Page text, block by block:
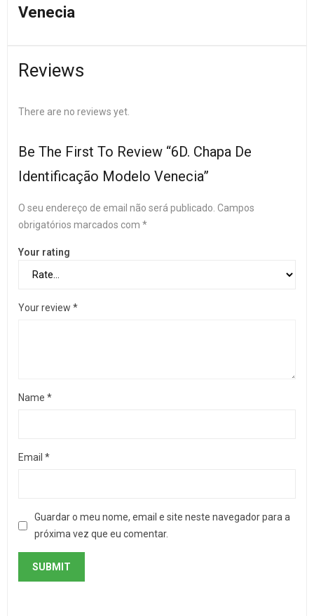
Venecia
Reviews
There are no reviews yet.
Be The First To Review “6D. Chapa De
Identificação Modelo Venecia”
O seu endereço de email não será publicado. Campos
obrigatórios marcados com *
Your rating
Your review *
Name *
Email *
Guardar o meu nome, email e site neste navegador para a
próxima vez que eu comentar.